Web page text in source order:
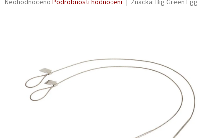
Průměrné
Neohodnoceno Podrobnosti hodnocení Značka: Big Green Egg